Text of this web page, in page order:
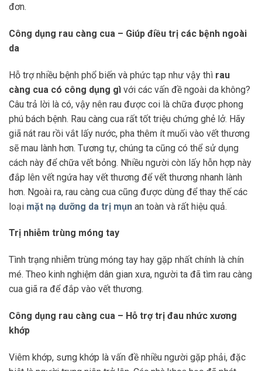
đơn.
Công dụng rau càng cua – Giúp điều trị các bệnh ngoài
da
Hỗ trợ nhiều bệnh phổ biến và phức tạp như vậy thì rau
càng cua có công dụng gì với các vấn đề ngoài da không?
Câu trả lời là có, vậy nên rau được coi là chữa được phong
phú bách bệnh. Rau càng cua rất tốt triệu chứng ghẻ lở. Hãy
giã nát rau rồi vắt lấy nước, pha thêm ít muối vào vết thương
sẽ mau lành hơn. Tương tự, chúng ta cũng có thể sử dụng
cách này để chữa vết bỏng. Nhiều người còn lấy hỗn hợp này
đắp lên vết ngứa hay vết thương để vết thương nhanh lành
hơn. Ngoài ra, rau càng cua cũng được dùng để thay thế các
loại mặt nạ dưỡng da trị mụn an toàn và rất hiệu quả.
Trị nhiễm trùng móng tay
Tình trạng nhiễm trùng móng tay hay gặp nhất chính là chín
mé. Theo kinh nghiệm dân gian xưa, người ta đã tìm rau càng
cua giã ra để đắp vào vết thương.
Công dụng rau càng cua – Hỗ trợ trị đau nhức xương
khớp
Viêm khớp, sưng khớp là vấn đề nhiều người gặp phải, đặc